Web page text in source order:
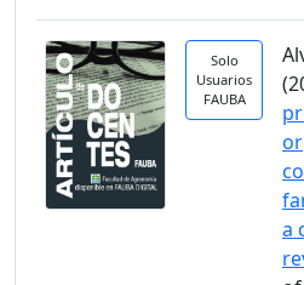
Solo
Usuarios
FAUBA
a